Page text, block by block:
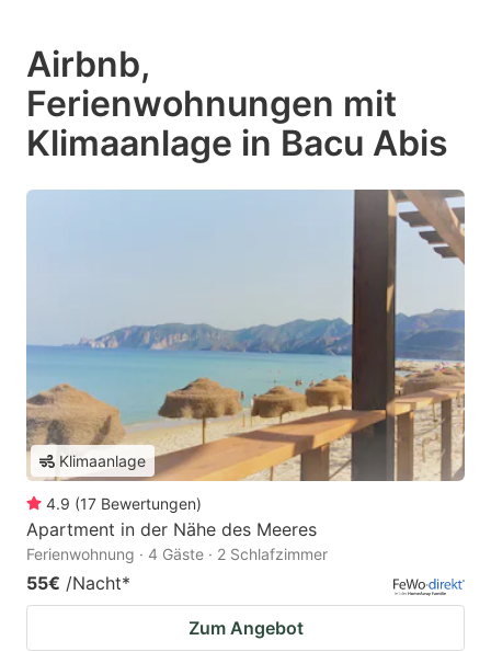
Airbnb,
Ferienwohnungen mit
Klimaanlage in Bacu Abis
Klimaanlage
4.9 (17 Bewertungen)
Apartment in der Nähe des Meeres
Ferienwohnung · 4 Gäste · 2 Schlafzimmer
55€ /Nacht*
Zum Angebot